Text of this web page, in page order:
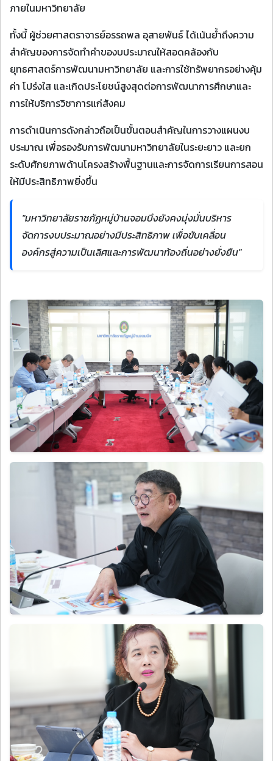
ภายในมหาวิทยาลัย
ทั้งนี้ ผู้ช่วยศาสตราจารย์อรรถพล อุสายพันธ์ ได้เน้นย้ำถึงความ
สำคัญของการจัดทำคำของบประมาณให้สอดคล้องกับ
ยุทธศาสตร์การพัฒนามหาวิทยาลัย และการใช้ทรัพยากรอย่างคุ้ม
ค่า โปร่งใส และเกิดประโยชน์สูงสุดต่อการพัฒนาการศึกษาและ
การให้บริการวิชาการแก่สังคม
การดำเนินการดังกล่าวถือเป็นขั้นตอนสำคัญในการวางแผนงบ
ประมาณ เพื่อรองรับการพัฒนามหาวิทยาลัยในระยะยาว และยก
ระดับศักยภาพด้านโครงสร้างพื้นฐานและการจัดการเรียนการสอน
ให้มีประสิทธิภาพยิ่งขึ้น
"มหาวิทยาลัยราชภัฏหมู่บ้านจอมบึงยังคงมุ่งมั่นบริหาร
จัดการงบประมาณอย่างมีประสิทธิภาพ เพื่อขับเคลื่อน
องค์กรสู่ความเป็นเลิศและการพัฒนาท้องถิ่นอย่างยั่งยืน"